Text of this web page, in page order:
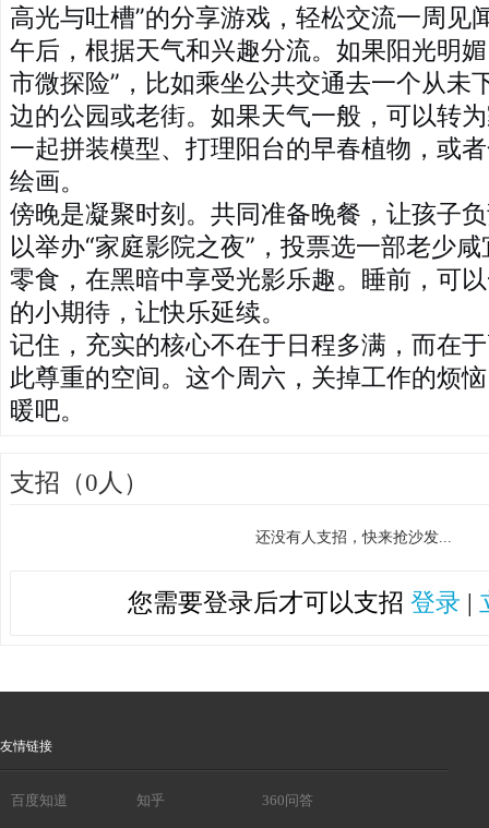
高光与吐槽”的分享游戏，轻松交流一周见
午后，根据天气和兴趣分流。如果阳光明
市微探险”，比如乘坐公共交通去一个从未
边的公园或老街。如果天气一般，可以转
一起拼装模型、打理阳台的早春植物，或
绘画。
傍晚是凝聚时刻。共同准备晚餐，让孩子
以举办“家庭影院之夜”，投票选一部老少
零食，在黑暗中享受光影乐趣。睡前，可
的小期待，让快乐延续。
记住，充实的核心不在于日程多满，而在
此尊重的空间。这个周六，关掉工作的烦
暖吧。
支招（0人）
还没有人支招，快来抢沙发...
您需要登录后才可以支招 登录 |
友情链接
百度知道 知乎 360问答